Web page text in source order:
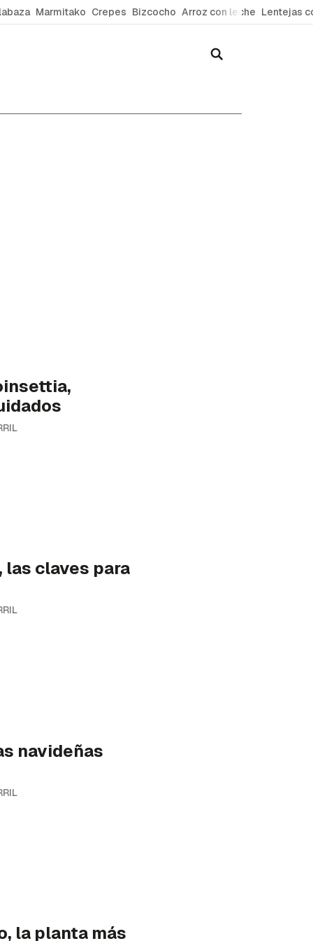
Marmitako Crepes Bizcocho Arroz con leche Lentejas
las claves para
navideñas
la planta más